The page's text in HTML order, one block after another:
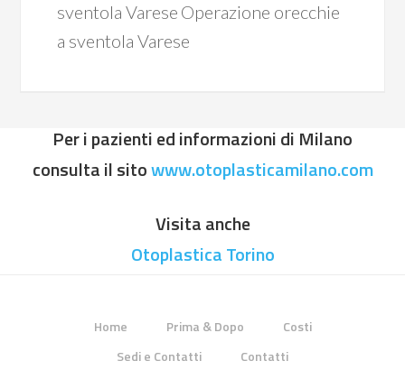
sventola Varese Operazione orecchie
a sventola Varese
Per i pazienti ed informazioni di Milano
consulta il sitowww.otoplasticamilano.com
Visita anche
Otoplastica Torino
Home Prima & Dopo
Costi
Sedi e Contatti
Contatti